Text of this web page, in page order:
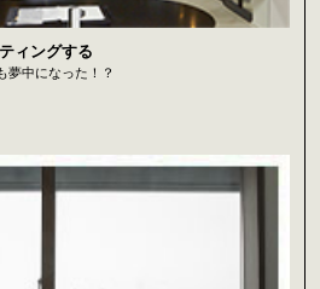
ィングする
夢中になった！？